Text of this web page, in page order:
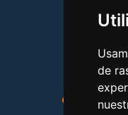
de
viajes, y
Aviso legal